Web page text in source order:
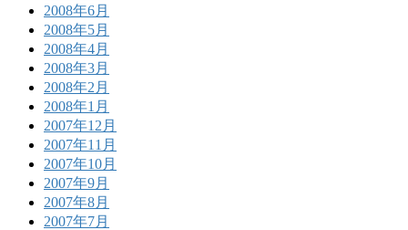
2008年6月
2008年5月
2008年4月
2008年3月
2008年2月
2008年1月
2007年12月
2007年11月
2007年10月
2007年9月
2007年8月
2007年7月